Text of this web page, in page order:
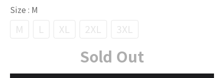
Size : M
M L XL 2XL 3XL
Sold Out